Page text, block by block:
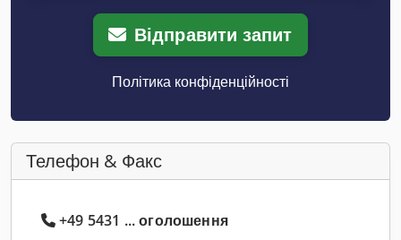
Відправити запит
Політика конфіденційності
Телефон & Факс
+49 5431 ... оголошення